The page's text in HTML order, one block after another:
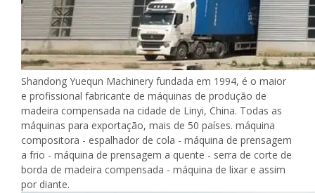
Shandong Yuequn Machinery fundada em 1994, é o maior
e profissional fabricante de máquinas de produção de
madeira compensada na cidade de Linyi, China. Todas as
máquinas para exportação, mais de 50 países. máquina
compositora - espalhador de cola - máquina de prensagem
a frio - máquina de prensagem a quente - serra de corte de
borda de madeira compensada - máquina de lixar e assim
por diante.